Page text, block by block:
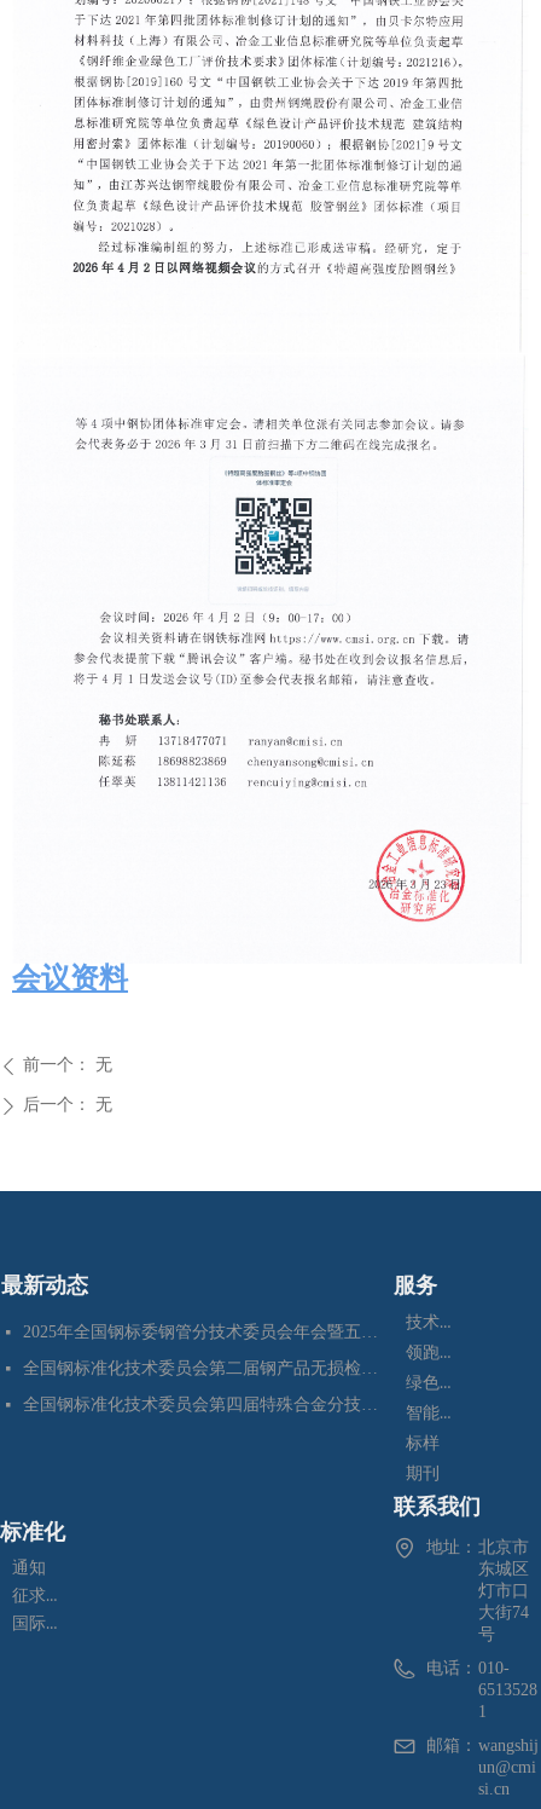
会议资料
ꄴ 前一个： 无
ꄲ 后一个： 无
最新动态
넷 2025年全国钢标委钢管分技术委员会年会暨五项国家标准审定会在江苏苏州成功召开
넷 全国钢标准化技术委员会第二届钢产品无损检测分技术委员会换届会暨四项标准审定会在苏州成功召开
넷 全国钢标准化技术委员会第四届特殊合金分技术委员会换届会暨七项标准预审会在昆明顺利召开
服务
技术咨询
领跑者
绿色制造
智能制造
标样
期刊
通知
征求意见
国际标准化
标准化
联系我们
地址： 北京市
东城区
灯市口
大街74
号
电话： 010-
6513528
1
邮箱： wangshij
un@cmi
si.cn